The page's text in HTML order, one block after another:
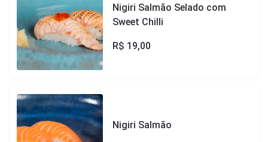
Nigiri Salmão Selado com
Sweet Chilli
R$ 19,00
Nigiri Salmão